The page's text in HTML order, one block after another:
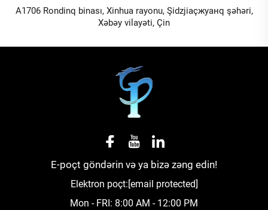
A1706 Rondinq binası, Xinhua rayonu, Şidzjiaçжуанq şəhəri,
Xəbəy vilayəti, Çin
E-poçt göndərin və ya bizə zəng edin!
Elektron poçt: [email protected]
Mon - FRI: 8:00 AM - 12:00 PM